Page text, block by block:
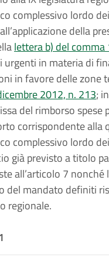
complessivo lordo
della
lettera b) del
urgenti in materia di
in favore delle
2012, n. 213;
del rimborso spese
corrispondente alla
complessivo lordo
già previsto a titolo
all’articolo 7
del mandato definiti
regionale.